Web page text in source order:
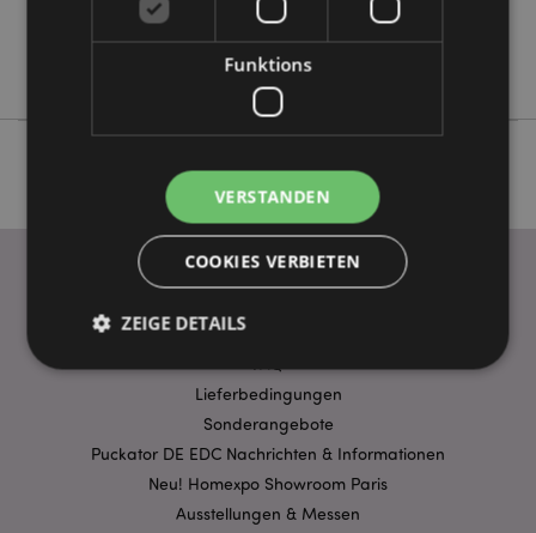
WICHTIGE INFORMATION
Lieferbedingungen
Sonderangebote
Puckator DE EDC Nachrichten & Informationen
Neu! Homexpo Showroom Paris
Ausstellungen & Messen
Funktions
VERSTANDEN
COOKIES VERBIETEN
ZEIGE DETAILS
Unbedingt notwendige
Leistungs
Ausrichten
Funktions
Streng-notwendige-Cookies ermöglichen
Kernfunktionen der Website wie die